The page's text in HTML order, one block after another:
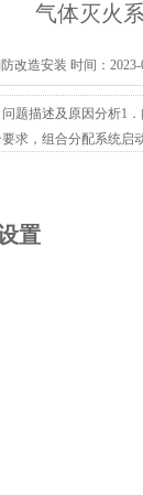
气体灭火
改造安装 时间：2023-
题描述及原因分析1
求，组合分配系统
置